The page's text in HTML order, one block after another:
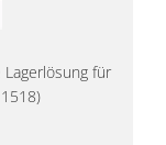
für